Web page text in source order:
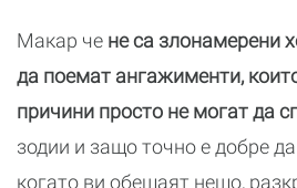
Макар че не са злонамерени
да поемат ангажименти,
причини просто не могат да
зодии и защо точно е добре
когато ви обещаят нещо,